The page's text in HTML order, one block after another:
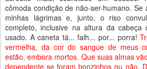
cômoda condição de não-ser-humano. Se
minhas lágrimas e, junto, o riso
completo, inclusive na altura da
usado. A caneta tá... falh... por... porra!
vermelha, da cor do sangue de meus
estão, embora mortos. Que suas almas
dependente se foram bonzinhos ou não.